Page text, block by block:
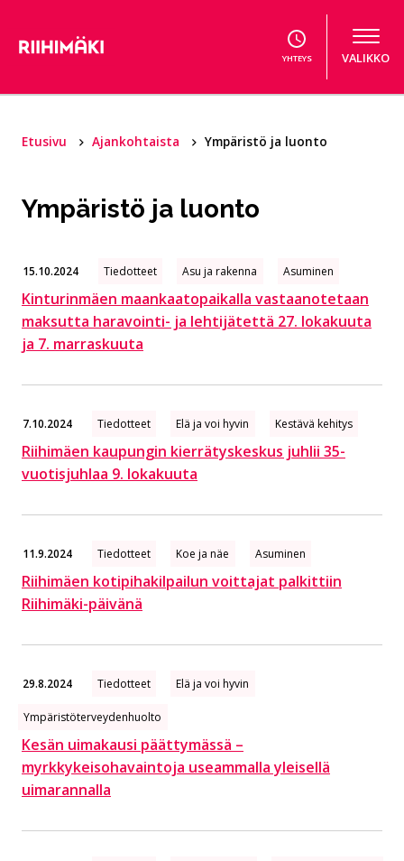
YHTEYS VALIKKO
Etusivu Ajankohtaista Ympäristö ja luonto
Ympäristö ja luonto
15.10.2024 Tiedotteet Asu ja rakenna Asuminen
Kinturinmäen maankaatopaikalla vastaanotetaan
maksutta haravointi- ja lehtijätettä 27. lokakuuta
ja 7. marraskuuta
7.10.2024 Tiedotteet Elä ja voi hyvin Kestävä kehitys
Riihimäen kaupungin kierrätyskeskus juhlii 35-
vuotisjuhlaa 9. lokakuuta
11.9.2024 Tiedotteet Koe ja näe Asuminen
Riihimäen kotipihakilpailun voittajat palkittiin
Riihimäki-päivänä
29.8.2024 Tiedotteet Elä ja voi hyvin
Ympäristöterveydenhuolto
Kesän uimakausi päättymässä –
myrkkykeisohavaintoja useammalla yleisellä
uimarannalla